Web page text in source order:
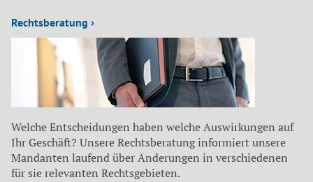
Rechtsberatung ›
Welche Entscheidungen haben welche Auswirkungen auf
Ihr Geschäft? Unsere Rechtsberatung informiert unsere
Mandanten laufend über Änderungen in verschiedenen
für sie relevanten Rechtsgebieten.